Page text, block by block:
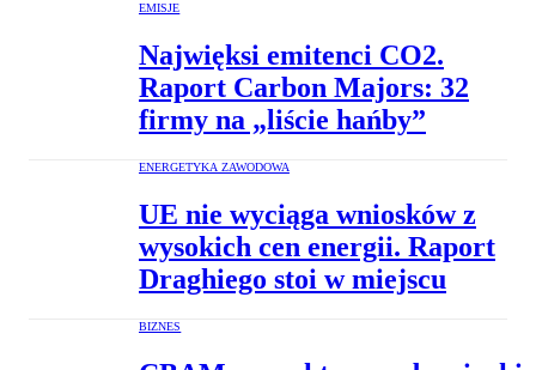
EMISJE
Najwięksi emitenci CO2.
Raport Carbon Majors: 32
firmy na „liście hańby”
ENERGETYKA ZAWODOWA
UE nie wyciąga wniosków z
wysokich cen energii. Raport
Draghiego stoi w miejscu
BIZNES